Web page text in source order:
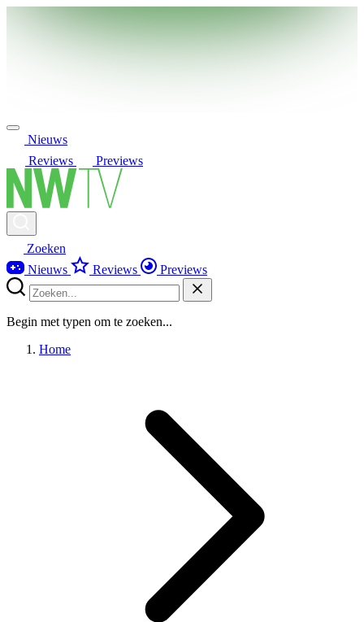
Nieuws
Reviews
Previews
Zoeken
Nieuws
Reviews Previews
Begin met typen om te zoeken...
Home